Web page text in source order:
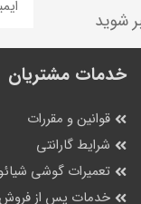
شوید
خدمات مشتریان
قوانین و مقررات
شرایط گارانتی
تعمیرات گوشی
خدمات پس از فروش